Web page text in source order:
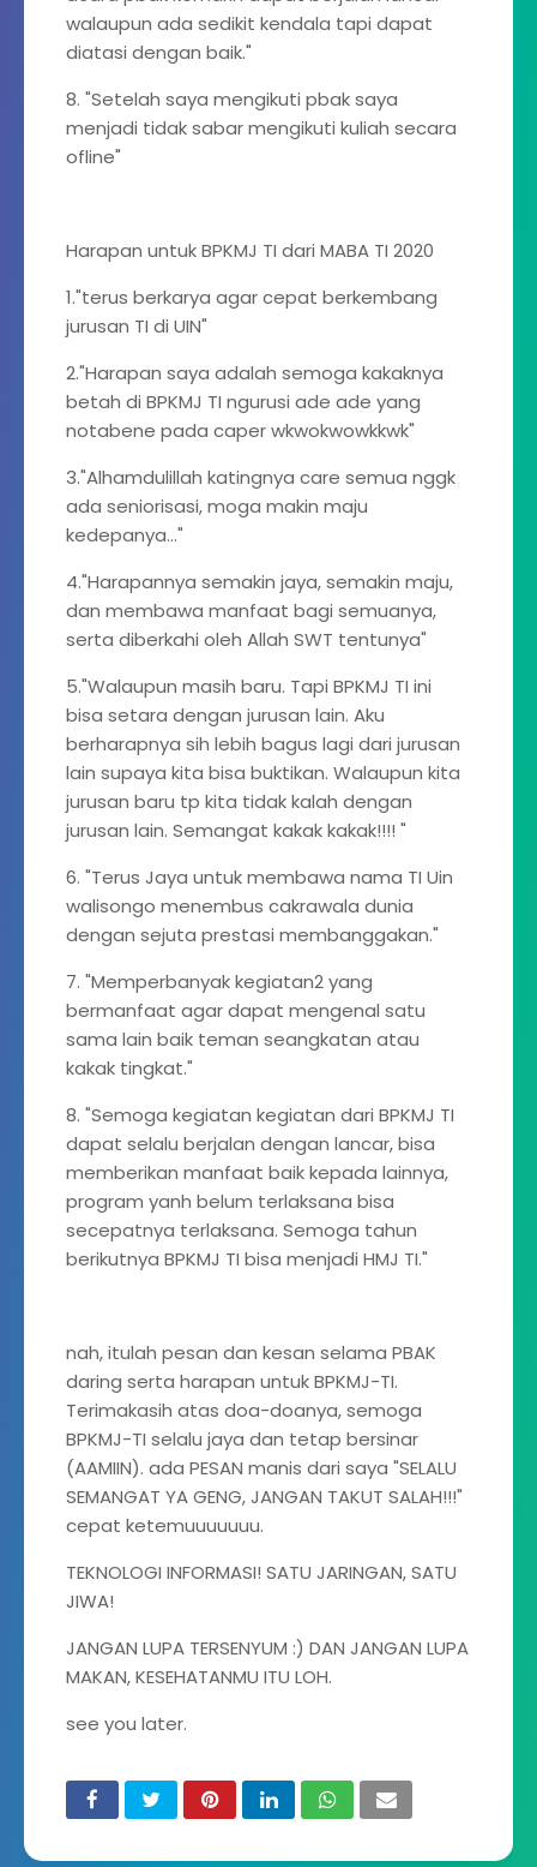
walaupun ada sedikit kendala tapi dapat
diatasi dengan baik."
8. "Setelah saya mengikuti pbak saya
menjadi tidak sabar mengikuti kuliah secara
ofline"
Harapan untuk BPKMJ TI dari MABA TI 2020
1."terus berkarya agar cepat berkembang
jurusan TI di UIN"
2."Harapan saya adalah semoga kakaknya
betah di BPKMJ TI ngurusi ade ade yang
notabene pada caper wkwokwowkkwk"
3."Alhamdulillah katingnya care semua nggk
ada seniorisasi, moga makin maju
kedepanya..."
4."Harapannya semakin jaya, semakin maju,
dan membawa manfaat bagi semuanya,
serta diberkahi oleh Allah SWT tentunya"
5."Walaupun masih baru. Tapi BPKMJ TI ini
bisa setara dengan jurusan lain. Aku
berharapnya sih lebih bagus lagi dari jurusan
lain supaya kita bisa buktikan. Walaupun kita
jurusan baru tp kita tidak kalah dengan
jurusan lain. Semangat kakak kakak!!!! "
6. "Terus Jaya untuk membawa nama TI Uin
walisongo menembus cakrawala dunia
dengan sejuta prestasi membanggakan."
7. "Memperbanyak kegiatan2 yang
bermanfaat agar dapat mengenal satu
sama lain baik teman seangkatan atau
kakak tingkat."
8. "Semoga kegiatan kegiatan dari BPKMJ TI
dapat selalu berjalan dengan lancar, bisa
memberikan manfaat baik kepada lainnya,
program yanh belum terlaksana bisa
secepatnya terlaksana. Semoga tahun
berikutnya BPKMJ TI bisa menjadi HMJ TI."
nah, itulah pesan dan kesan selama PBAK
daring serta harapan untuk BPKMJ-TI.
Terimakasih atas doa-doanya, semoga
BPKMJ-TI selalu jaya dan tetap bersinar
(AAMIIN). ada PESAN manis dari saya "SELALU
SEMANGAT YA GENG, JANGAN TAKUT SALAH!!!"
cepat ketemuuuuuuu.
TEKNOLOGI INFORMASI! SATU JARINGAN, SATU
JIWA!
JANGAN LUPA TERSENYUM :) DAN JANGAN LUPA
MAKAN, KESEHATANMU ITU LOH.
see you later.